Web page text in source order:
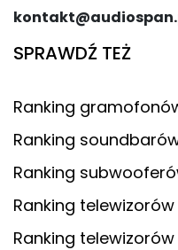
SPRAWDŹ TEŻ
Ranking
Ranking
Ranking
Ranking
Ranking telewizorów